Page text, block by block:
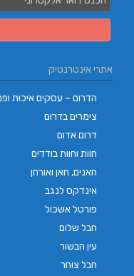
אתרי אינטרנטיק
הדרום – עסקים איכות ופנאי
צימרים בדרום
דרום אדום
חוות וחוות בודדים
חאנים, חאן ואורחן
אינדקס לנגב
פורטל אשכול
חבל שלום
עין הבשור
חבל צוחר